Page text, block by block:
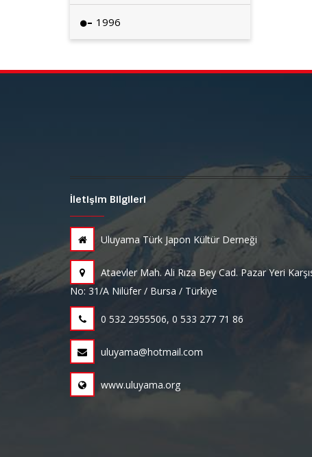
1996
İletişim Bilgileri
Uluyama Türk Japon Kültür Derneği
Ataevler Mah. Ali Rıza Bey Cad. Pazar Yeri
No: 31/A Nilüfer / Bursa / Türkiye
0 532 2955506, 0 533 277 71 86
uluyama@hotmail.com
www.uluyama.org